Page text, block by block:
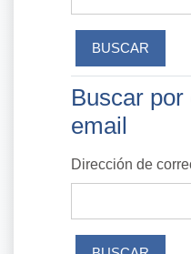
Buscar por
Buscar
email
Dirección de